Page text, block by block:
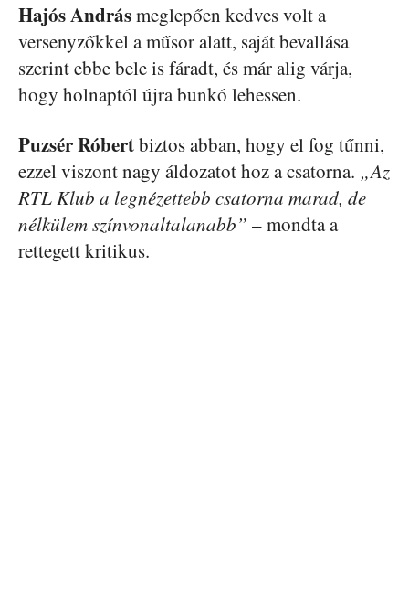
Hajós Andrásmeglepően kedves volt a
versenyzőkkel a műsor alatt, saját bevallása
szerint ebbe bele is fáradt, és már alig várja,
hogy holnaptól újra bunkó lehessen.
Puzsér Róbertbiztos abban, hogy el fog tűnni,
ezzel viszont nagy áldozatot hoz a csatorna. „Az
RTL Klub a legnézettebb csatorna marad, de
nélkülem színvonaltalanabb” – mondta a
rettegett kritikus.